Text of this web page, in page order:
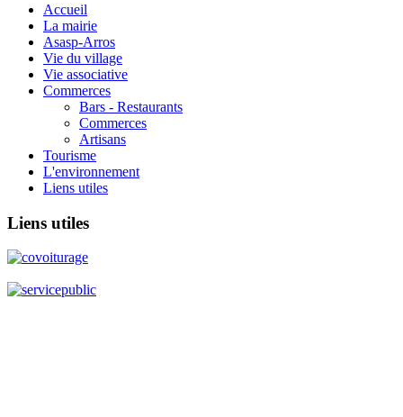
Accueil
La mairie
Asasp-Arros
Vie du village
Vie associative
Commerces
Bars - Restaurants
Commerces
Artisans
Tourisme
L'environnement
Liens utiles
Liens utiles